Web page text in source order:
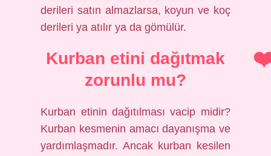
derileri satın almazlarsa, koyun ve koç
derileri ya atılır ya da gömülür.
Kurban etini dağıtmak
zorunlu mu?
Kurban etinin dağıtılması vacip midir?
Kurban kesmenin amacı dayanışma ve
yardımlaşmadır. Ancak kurban kesilen